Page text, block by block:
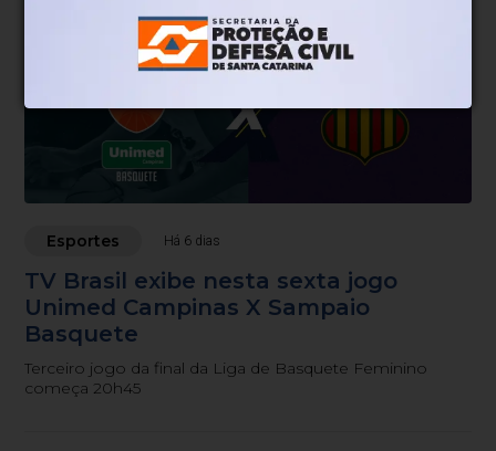
Esportes Há 6 dias
TV Brasil exibe nesta sexta jogo
Unimed Campinas X Sampaio
Basquete
Terceiro jogo da final da Liga de Basquete Feminino
começa 20h45